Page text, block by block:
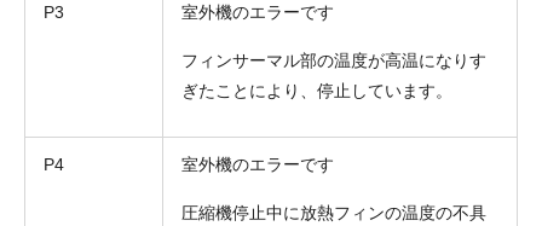
P3 室外機のエラーです
フィンサーマル部の温度が高温になりす
ぎたことにより、停止しています。
P4 室外機のエラーです
圧縮機停止中に放熱フィンの温度の不具